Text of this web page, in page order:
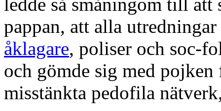
pappan, att alla
åklagare, poliser och soc-
och gömde sig med
misstänkta pedofila